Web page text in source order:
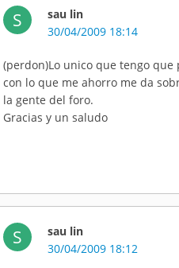
S
sau lin
30/04/2009 18:14
(perdon)Lo unico que tengo que
con lo que me ahorro me da
la gente del foro.
Gracias y un saludo
S
sau lin
30/04/2009 18:12